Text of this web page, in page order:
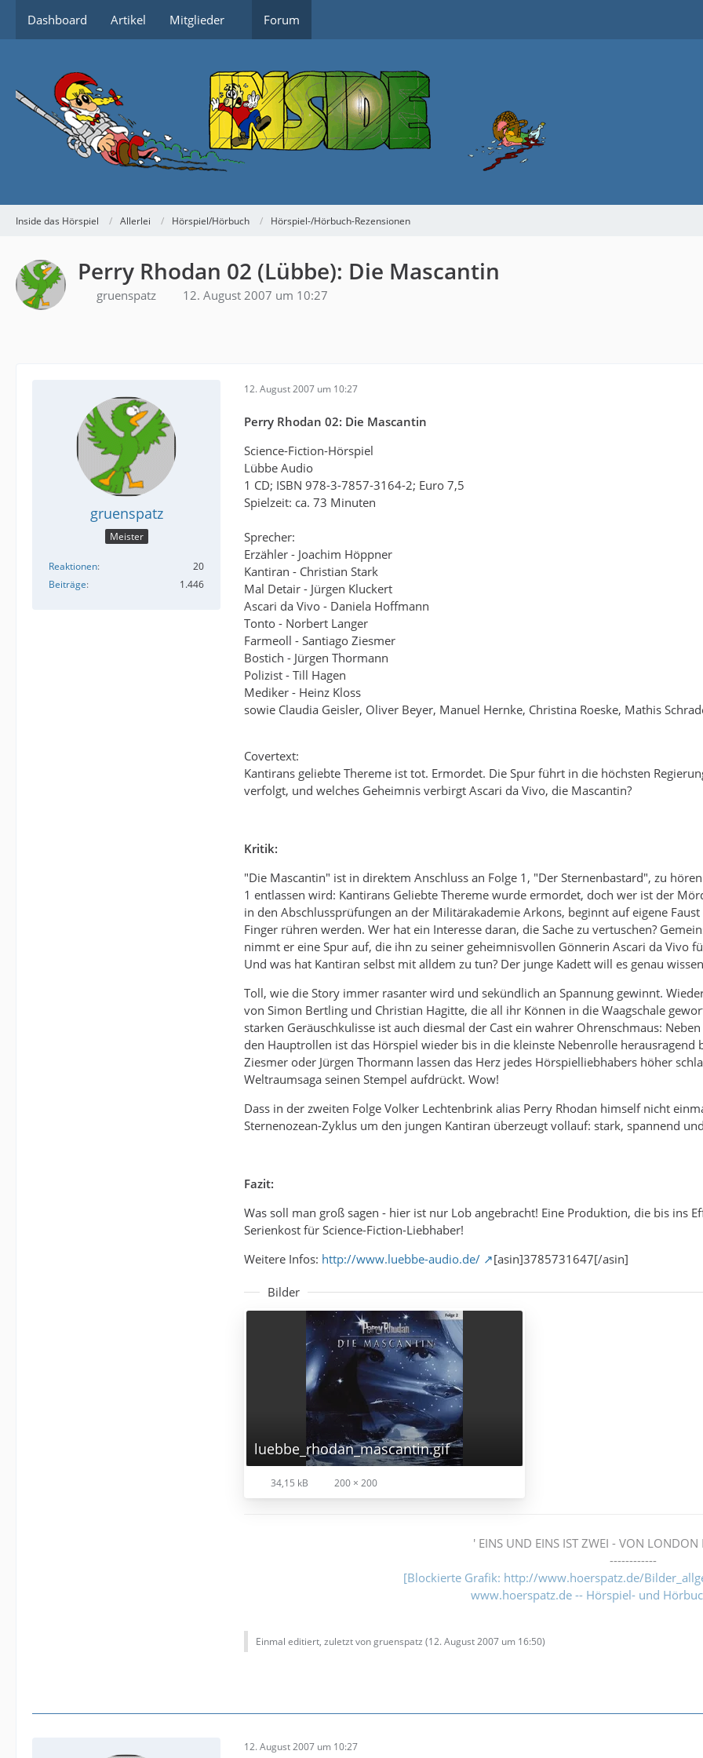
Dashboard Artikel Mitglieder Forum
Inside das Hörspiel Allerlei Hörspiel/Hörbuch Hörspiel-/Hörbuch-Rezensionen
Perry Rhodan 02 (Lübbe): Die Mascantin
gruenspatz 12. August 2007 um 10:27
gruenspatz
Meister
Reaktionen
20
Beiträge
1.446
12. August 2007 um 10:27
Perry Rhodan 02: Die Mascantin
Science-Fiction-Hörspiel
Lübbe Audio
1 CD; ISBN 978-3-7857-3164-2; Euro 7,5
Spielzeit: ca. 73 Minuten
Sprecher:
Erzähler - Joachim Höppner
Kantiran - Christian Stark
Mal Detair - Jürgen Kluckert
Ascari da Vivo - Daniela Hoffmann
Tonto - Norbert Langer
Farmeoll - Santiago Ziesmer
Bostich - Jürgen Thormann
Polizist - Till Hagen
Mediker - Heinz Kloss
sowie Claudia Geisler, Oliver Beyer, Manuel Hernke, Christina Roeske, Mathis
Covertext:
Kantirans geliebte Thereme ist tot. Ermordet. Die Spur führt in die höchsten
verfolgt, und welches Geheimnis verbirgt Ascari da Vivo, die Mascantin?
Kritik:
"Die Mascantin" ist in direktem Anschluss an Folge 1, "Der Sternenbastard", zu
1 entlassen wird: Kantirans Geliebte Thereme wurde ermordet, doch wer ist der
in den Abschlussprüfungen an der Militärakademie Arkons, beginnt auf eigene
Finger rühren werden. Wer hat ein Interesse daran, die Sache zu vertuschen?
nimmt er eine Spur auf, die ihn zu seiner geheimnisvollen Gönnerin Ascari da Vivo
Und was hat Kantiran selbst mit alldem zu tun? Der junge Kadett will es genau
Toll, wie die Story immer rasanter wird und sekündlich an Spannung gewinnt.
von Simon Bertling und Christian Hagitte, die all ihr Können in die Waagschale
starken Geräuschkulisse ist auch diesmal der Cast ein wahrer Ohrenschmaus:
den Hauptrollen ist das Hörspiel wieder bis in die kleinste Nebenrolle herausragend
Ziesmer oder Jürgen Thormann lassen das Herz jedes Hörspielliebhabers höher
Weltraumsaga seinen Stempel aufdrückt. Wow!
Dass in der zweiten Folge Volker Lechtenbrink alias Perry Rhodan himself nicht
Sternenozean-Zyklus um den jungen Kantiran überzeugt vollauf: stark, spannend
Fazit:
Was soll man groß sagen - hier ist nur Lob angebracht! Eine Produktion, die bis ins
Serienkost für Science-Fiction-Liebhaber!
Weitere Infos: http://www.luebbe-audio.de/ [asin]3785731647[/asin]
Bilder
luebbe_rhodan_mascantin.gif
34,15 kB 200 × 200
' EINS UND EINS IST ZWEI - VON
------------
[Blockierte Grafik: http://www.hoerspatz.de/
www.hoerspatz.de -- Hörspiel- und
Einmal editiert, zuletzt von gruenspatz (12. August 2007 um 16:50)
12. August 2007 um 10:27